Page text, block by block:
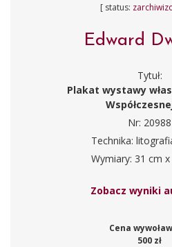
[ status:
Edward
Tytuł:
Plakat wystawy
Nr: 20988
Technika:
Wymiary: 31 cm
Zobacz wyniki
Cena
500 zł